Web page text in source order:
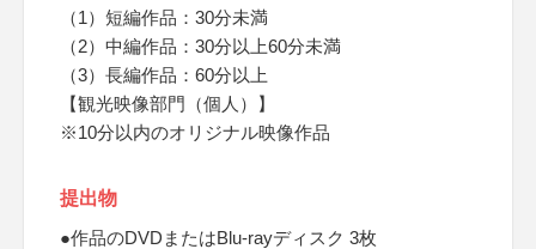
（1）短編作品：30分未満
（2）中編作品：30分以上60分未満
（3）長編作品：60分以上
【観光映像部門（個人）】
※10分以内のオリジナル映像作品
提出物
●作品のDVDまたはBlu-rayディスク 3枚